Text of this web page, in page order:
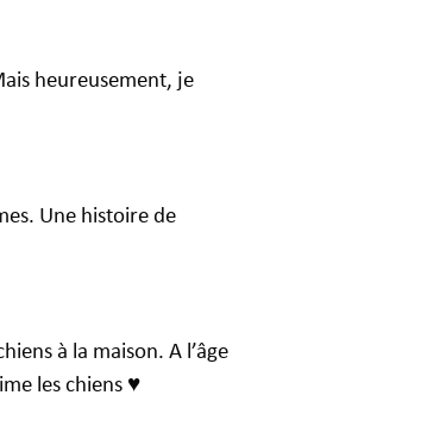
heureusement, je
Une histoire de
à la maison. A l’âge
les chiens ♥